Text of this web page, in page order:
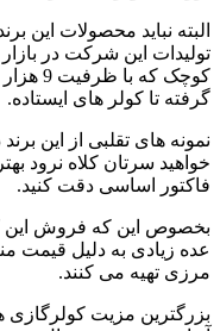
البته نباید محصولات این
تولیدات این شرکت در
کوچک
گرفته تا کولر های ایستاده.
نمونه های تقلبی از این
خواهید سرتان کلاه نرود
فاکتور اساسی دقت کنید.
بخصوص این که فروش این
عده زیادی به دلیل قیمت
مرزی تهیه می کنند.
بزرگترین مزیت